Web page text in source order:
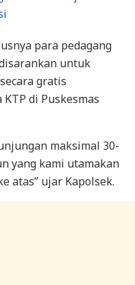
para pedagang
untuk
gratis
di Puskesmas
maksimal 30-
yang kami utamakan
atas” ujar Kapolsek.